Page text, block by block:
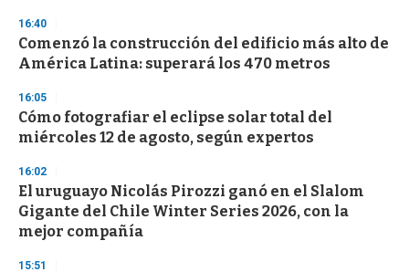
16:40
Comenzó la construcción del edificio más alto de
América Latina: superará los 470 metros
16:05
Cómo fotografiar el eclipse solar total del
miércoles 12 de agosto, según expertos
16:02
El uruguayo Nicolás Pirozzi ganó en el Slalom
Gigante del Chile Winter Series 2026, con la
mejor compañía
15:51